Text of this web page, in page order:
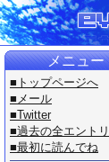
メニュー
■トップページへ
■メール
■Twitter
■過去の全エントリ
■最初に読んでね